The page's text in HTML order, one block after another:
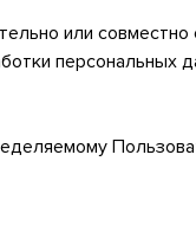
или совместно
персональных